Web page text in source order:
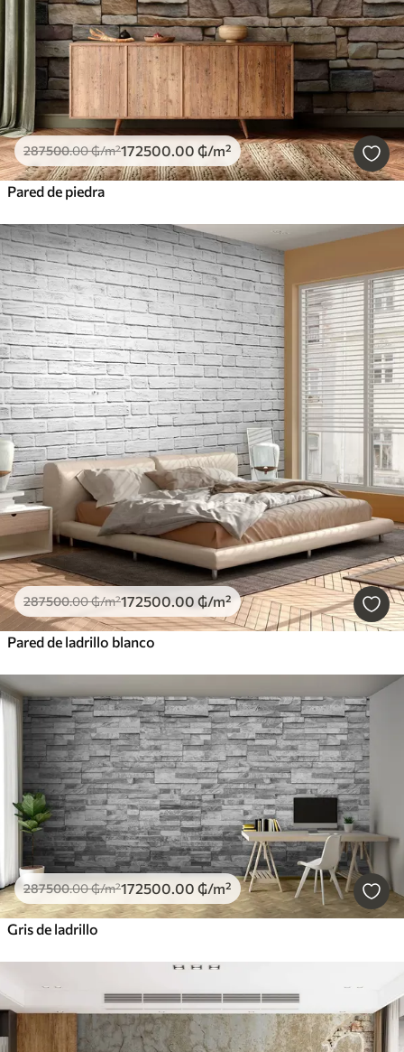
287500.00₲/m²172500.00 ₲/m²
Pared de piedra
287500.00₲/m²172500.00 ₲/m²
Pared de ladrillo blanco
287500.00₲/m²172500.00 ₲/m²
Gris de ladrillo